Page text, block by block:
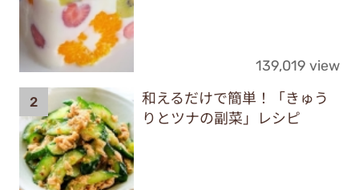
139,019 view
和えるだけで簡単！「きゅう
りとツナの副菜」レシピ